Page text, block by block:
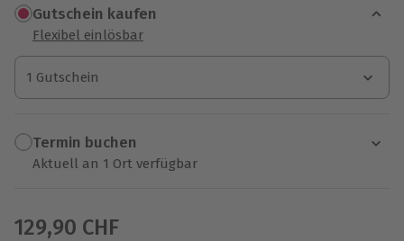
Gutschein kaufen
Flexibel einlösbar
1 Gutschein
1 Gutschein
1 Gutschein
Termin buchen
Aktuell an 1 Ort verfügbar
129,90 CHF